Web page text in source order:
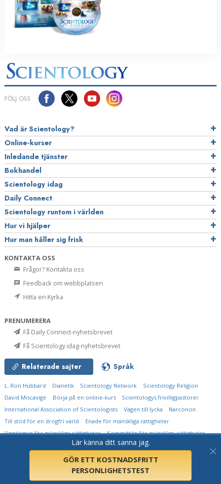
Lär känna ditt sanna jag.
GÖR ETT KOSTNADSFRITT
PERSONLIGHETSTEST
FÖLJ OSS
Vad är Scientology?
Online-kurser
Inledande tjänster
Bokhandel
Scientology idag
Daily Connect
Scientology runtom i världen
Hur vi hjälper
Hur man håller sig frisk
KONTAKTA OSS
Frågor? Kontakta oss
Feedback om webbplatsen
Hitta en Kyrka
PRENUMERERA
Få Daily Connect-nyhetsbrevet
Få Scientology idag-nyhetsbrevet
Relaterade sajter Språk
L. Ron Hubbard Dianetik Scientology Network
Scientology Religion
David Miscavige
Börja på en online-kurs
Scientologys frivilligpastorer
International Association of Scientologists
Vägen till lycka
Narconon
Till stöd för en drogfri värld
Enade för mänskliga rättigheter
Ungdomar för mänskliga rättigheter
Kommittén för mänskliga rättigheter
Church of Scientology International.Alla rättigheter förbehållna.
Integritetsmeddelande•Cookie-policy•Användarvillkor•